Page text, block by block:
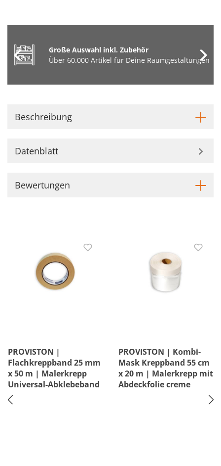
Große Auswahl inkl. Zubehör
Über 60.000 Artikel für Deine Raumgestaltungen
Beschreibung
Datenblatt
Bewertungen
PROVISTON |
Flachkreppband 25 mm
x 50 m | Malerkrepp
Universal-Abklebeband
PROVISTON | Kombi-
Mask Kreppband 55 cm
x 20 m | Malerkrepp mit
Abdeckfolie creme